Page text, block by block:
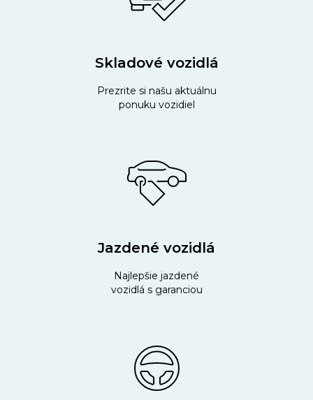
Skladové vozidlá
Prezrite si našu aktuálnu
ponuku vozidiel
Jazdené vozidlá
Najlepšie jazdené
vozidlá s garanciou